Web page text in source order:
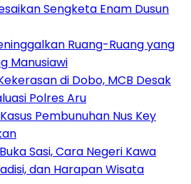
Sengketa Enam Dusun
Ruang-Ruang yang
Manusiawi
di Dobo, MCB Desak
Polres Aru
Pembunuhan Nus Key
Sasi, Cara Negeri Kawa
dan Harapan Wisata